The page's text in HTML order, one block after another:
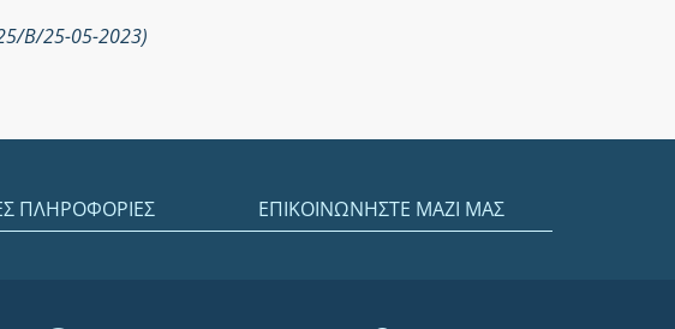
Β/25-05-2023)
ΠΛΗΡΟΦΟΡΙΕΣ ΕΠΙΚΟΙΝΩΝΗΣΤΕ ΜΑΖΙ ΜΑΣ